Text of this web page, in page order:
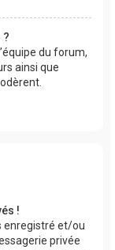
?
du forum,
ainsi que
!
enregistré et/ou
privée